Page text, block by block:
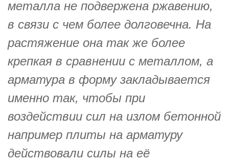
металла не подвержена ржавению,
в связи с чем более долговечна. На
растяжение она так же более
крепкая в сравнении с металлом, а
арматура в форму закладывается
именно так, чтобы при
воздействии сил на излом бетонной
например плиты на арматуру
действовали силы на её